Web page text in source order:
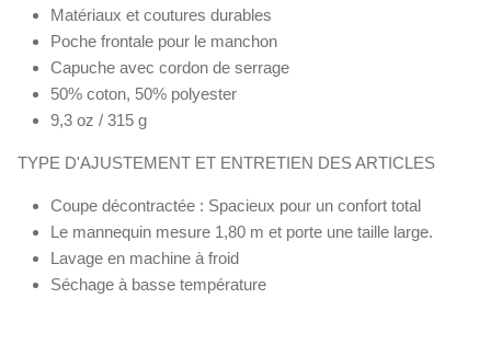
Matériaux et coutures durables
Poche frontale pour le manchon
Capuche avec cordon de serrage
50% coton, 50% polyester
9,3 oz / 315 g
TYPE D'AJUSTEMENT ET ENTRETIEN DES ARTICLES
Coupe décontractée : Spacieux pour un confort total
Le mannequin mesure 1,80 m et porte une taille large.
Lavage en machine à froid
Séchage à basse température